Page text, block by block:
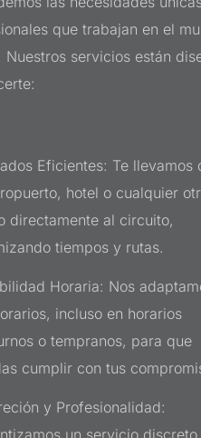
que trabajan en el
Nuestros servicios están
Eficientes: Te llevamos
hotel o cualquier
directamente al circuito,
tiempos y rutas.
Horaria: Nos
incluso en horarios
o tempranos, para que
cumplir con tus
y Profesionalidad:
un servicio discreto